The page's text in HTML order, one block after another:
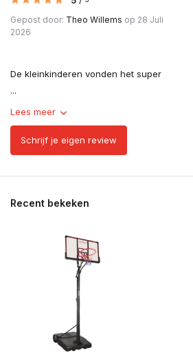
Gepost door: Theo Willems op 28 Juli
2026
De kleinkinderen vonden het super
...
Lees meer
Schrijf je eigen review
Recent bekeken